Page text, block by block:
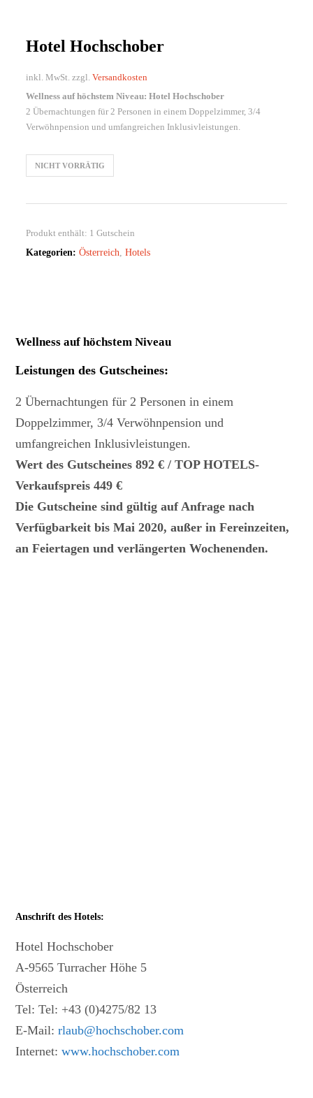
Hotel Hochschober
inkl. MwSt. zzgl.Versandkosten
Wellness auf höchstem Niveau: Hotel Hochschober
2 Übernachtungen für 2 Personen in einem Doppelzimmer, 3/4
Verwöhnpension und umfangreichen Inklusivleistungen.
NICHT VORRÄTIG
Produkt enthält: 1Gutschein
Kategorien: Österreich,Hotels
Wellness auf höchstem Niveau
Leistungen des Gutscheines:
2 Übernachtungen für 2 Personen in einem
Doppelzimmer, 3/4 Verwöhnpension und
umfangreichen Inklusivleistungen.
Wert des Gutscheines 892 € / TOP HOTELS-
Verkaufspreis 449 €
Die Gutscheine sind gültig auf Anfrage nach
Verfügbarkeit bis Mai 2020, außer in Fereinzeiten,
an Feiertagen und verlängerten Wochenenden.
Anschrift des Hotels:
Hotel Hochschober
A-9565 Turracher Höhe 5
Österreich
Tel: Tel: +43 (0)4275/82 13
E-Mail:rlaub@hochschober.com
Internet:www.hochschober.com